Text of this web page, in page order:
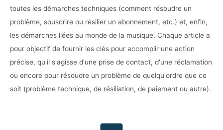
toutes les démarches techniques (comment résoudre un
problème, souscrire ou résilier un abonnement, etc.) et, enfin,
les démarches liées au monde de la musique. Chaque article a
pour objectif de fournir les clés pour accomplir une action
précise, qu'il s'agisse d'une prise de contact, d'une réclamation
ou encore pour résoudre un problème de quelqu'ordre que ce
soit (problème technique, de résiliation, de paiement ou autre).